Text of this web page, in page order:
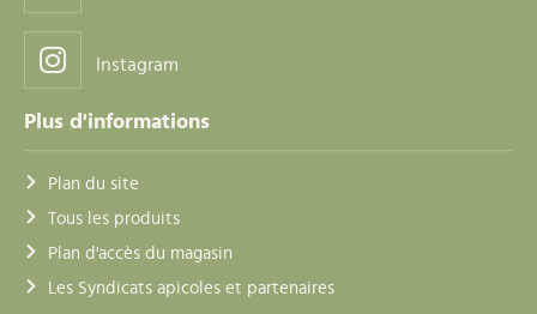
Instagram
Plus d'informations
Plan du site
Tous les produits
Plan d'accès du magasin
Les Syndicats apicoles et partenaires